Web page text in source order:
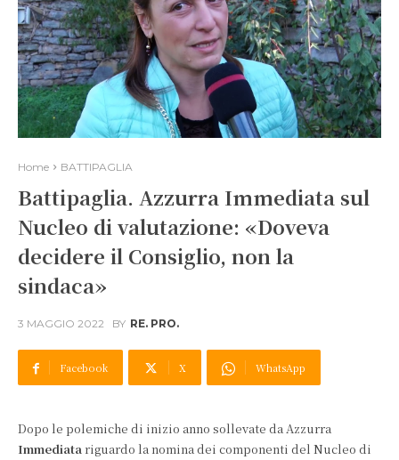
Home BATTIPAGLIA
Battipaglia. Azzurra Immediata sul
Nucleo di valutazione: «Doveva
decidere il Consiglio, non la
sindaca»
3 MAGGIO 2022 BY RE. PRO.
Facebook X WhatsApp
Dopo le polemiche di inizio anno sollevate da Azzurra
Immediatariguardo la nomina dei componenti del Nucleo di